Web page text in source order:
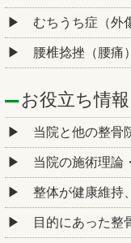
むちうち症（外
腰椎捻挫（腰痛）
お役立ち情報
当院と他の整骨
当院の施術理論
整体が健康維持
目的にあった整